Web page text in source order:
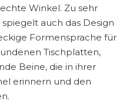
Winkel. Zu sehr
auch das Design
Formensprache für
Tischplatten,
Beine, die in ihrer
erinnern und den